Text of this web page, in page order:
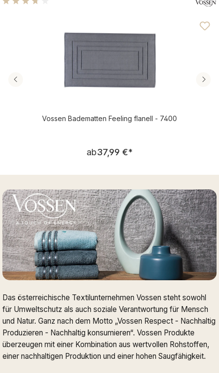
Vossen Badematten Feeling flanell - 7400
Regulärer Preis:
ab37,99 €*
Das österreichische Textilunternehmen Vossen steht sowohl
für Umweltschutz als auch soziale Verantwortung für Mensch
und Natur. Ganz nach dem Motto „Vossen Respect - Nachhaltig
Produzieren - Nachhaltig konsumieren“. Vossen Produkte
überzeugen mit einer Kombination aus wertvollen Rohstoffen,
einer nachhaltigen Produktion und einer hohen Saugfähigkeit.